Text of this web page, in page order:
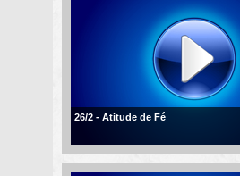
26/2 - Atitude de Fé